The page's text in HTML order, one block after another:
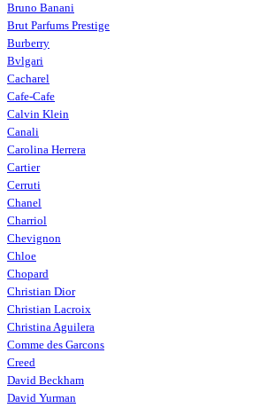
Bruno Banani
Brut Parfums Prestige
Burberry
Bvlgari
Cacharel
Cafe-Cafe
Calvin Klein
Canali
Carolina Herrera
Cartier
Cerruti
Chanel
Charriol
Chevignon
Chloe
Chopard
Christian Dior
Christian Lacroix
Christina Aguilera
Comme des Garcons
Creed
David Beckham
David Yurman